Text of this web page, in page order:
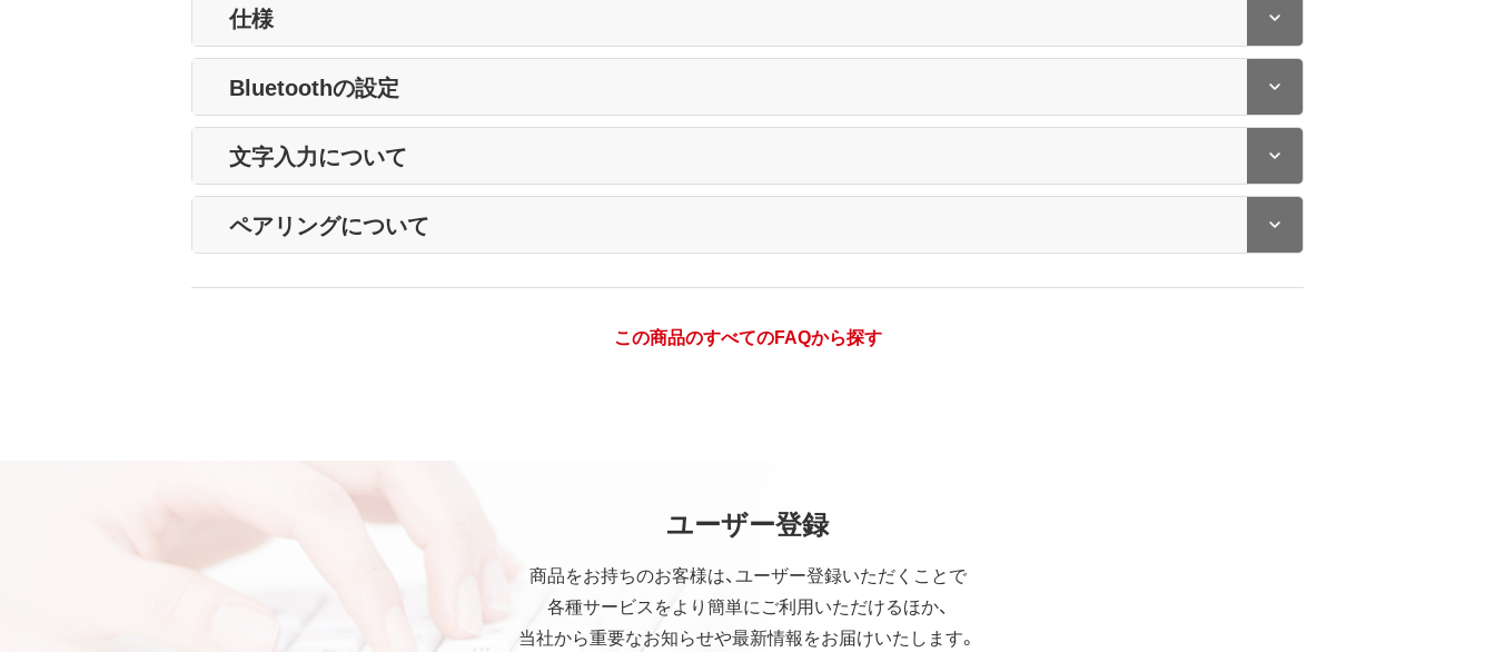
仕様
Bluetoothの設定
文字入力について
ペアリングについて
この商品のすべてのFAQから探す
ユーザー登録
商品をお持ちのお客様は、ユーザー登録いただくことで
各種サービスをより簡単にご利用いただけるほか、
当社から重要なお知らせや最新情報をお届けいたします。